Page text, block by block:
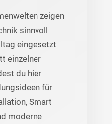
zeigen
sinnvoll
eingesetzt
einzelner
du hier
für
Smart
moderne